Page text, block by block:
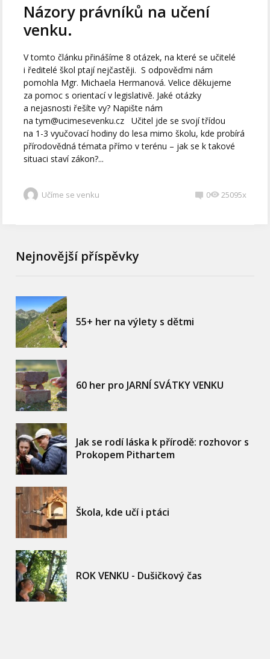
Názory právníků na učení
venku.
V tomto článku přinášíme 8 otázek, na které se učitelé
i ředitelé škol ptají nejčastěji. S odpověďmi nám
pomohla Mgr. Michaela Hermanová. Velice děkujeme
za pomoc s orientací v legislativě. Jaké otázky
a nejasnosti řešíte vy? Napište nám
na tym@ucimesevenku.cz Učitel jde se svojí třídou
na 1-3 vyučovací hodiny do lesa mimo školu, kde probírá
přírodovědná témata přímo v terénu – jak se k takové
situaci staví zákon?...
Učíme se venku 0 25095x
Nejnovější příspěvky
55+ her na výlety s dětmi
60 her pro JARNÍ SVÁTKY VENKU
Jak se rodí láska k přírodě: rozhovor s
Prokopem Pithartem
Škola, kde učí i ptáci
ROK VENKU - Dušičkový čas